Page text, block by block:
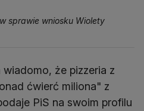
sprawie wniosku Wiolety
że pizzeria z
ćwierć miliona" z
PiS na swoim profilu